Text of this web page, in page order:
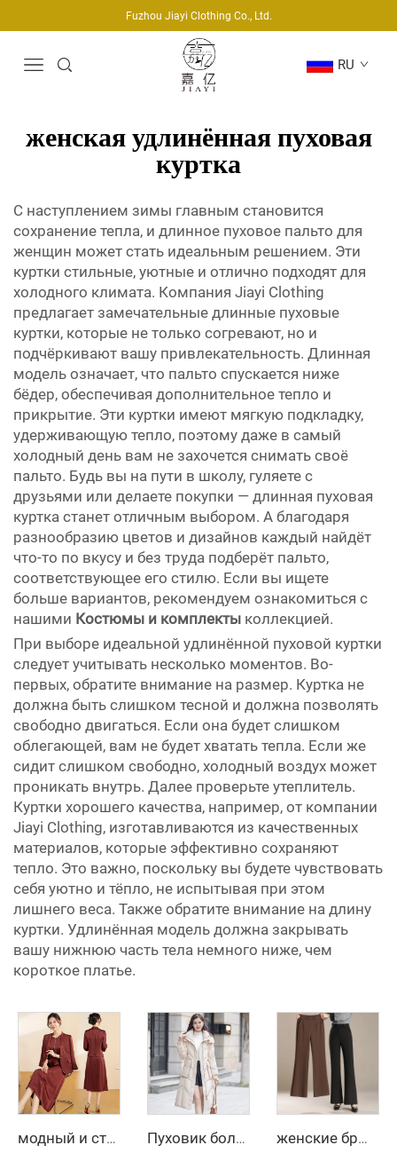
Fuzhou Jiayi Clothing Co., Ltd.
RU
женская удлинённая пуховая
куртка
С наступлением зимы главным становится
сохранение тепла, и длинное пуховое пальто для
женщин может стать идеальным решением. Эти
куртки стильные, уютные и отлично подходят для
холодного климата. Компания Jiayi Clothing
предлагает замечательные длинные пуховые
куртки, которые не только согревают, но и
подчёркивают вашу привлекательность. Длинная
модель означает, что пальто спускается ниже
бёдер, обеспечивая дополнительное тепло и
прикрытие. Эти куртки имеют мягкую подкладку,
удерживающую тепло, поэтому даже в самый
холодный день вам не захочется снимать своё
пальто. Будь вы на пути в школу, гуляете с
друзьями или делаете покупки — длинная пуховая
куртка станет отличным выбором. А благодаря
разнообразию цветов и дизайнов каждый найдёт
что-то по вкусу и без труда подберёт пальто,
соответствующее его стилю. Если вы ищете
больше вариантов, рекомендуем ознакомиться с
нашими Костюмы и комплекты коллекцией.
При выборе идеальной удлинённой пуховой куртки
следует учитывать несколько моментов. Во-
первых, обратите внимание на размер. Куртка не
должна быть слишком тесной и должна позволять
свободно двигаться. Если она будет слишком
облегающей, вам не будет хватать тепла. Если же
сидит слишком свободно, холодный воздух может
проникать внутрь. Далее проверьте утеплитель.
Куртки хорошего качества, например, от компании
Jiayi Clothing, изготавливаются из качественных
материалов, которые эффективно сохраняют
тепло. Это важно, поскольку вы будете чувствовать
себя уютно и тёпло, не испытывая при этом
лишнего веса. Также обратите внимание на длину
куртки. Удлинённая модель должна закрывать
вашу нижнюю часть тела немного ниже, чем
короткое платье.
модный и стильный костюм-свитер на осень 2025, жакет, юбка с V-образным вырезом, двухкомпонентный костюм Пуховик большого размера на зиму для женщин, пальто-бомбер с пуфами, стёганое пальто с перьями, дизайнерский пуховик, парки женские брюки 2025 лето, новинка, с высокой талией, приталенные, прямые, трикотажные повседневные расклешённые брюки